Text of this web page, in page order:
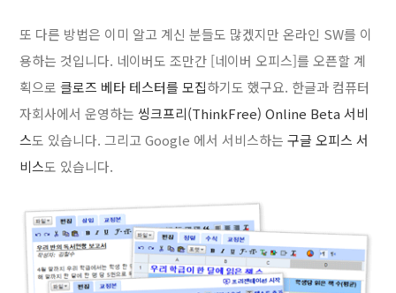
또 다른 방법은 이미 알고 계신 분들도 많겠지만 온라인 SW를 이
용하는 것입니다. 네이버도 조만간 [네이버 오피스]를 오픈할 계
획으로클로즈 베타 테스터를 모집하기도 했구요. 한글과 컴퓨터
자회사에서 운영하는 씽크프리(ThinkFree) Online Beta 서비
스도 있습니다. 그리고 Google 에서 서비스하는구글 오피스 서
비스도 있습니다.